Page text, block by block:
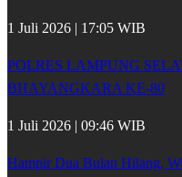
1 Juli 2026 | 17:05 WIB
POLRES LAMPUNG
BHAYANGKARA KE-80
1 Juli 2026 | 09:46 WIB
Hampir Dua Bulan Hilang,